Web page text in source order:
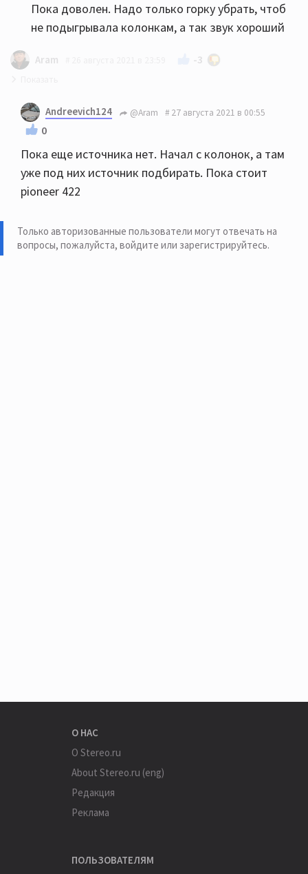
Пока доволен. Надо только горку убрать, чтоб
не подыгрывала колонкам, а так звук хороший
Aram -3
HECO Victa prime 502 можно рассмотреть. 702 будут
излишни в 15 м.кв. скорее всего. Какие у Вас
усилитель и источник?
Andreevich124 @Aram 27 августа 2021 в 00:55
0
Пока еще источника нет. Начал с колонок, а там
уже под них источник подбирать. Пока стоит
pioneer 422
Только авторизованные пользователи могут отвечать на
вопросы, пожалуйста, войдите или зарегистрируйтесь.
О НАС
О Stereo.ru
About Stereo.ru (eng)
Редакция
Реклама
ПОЛЬЗОВАТЕЛЯМ